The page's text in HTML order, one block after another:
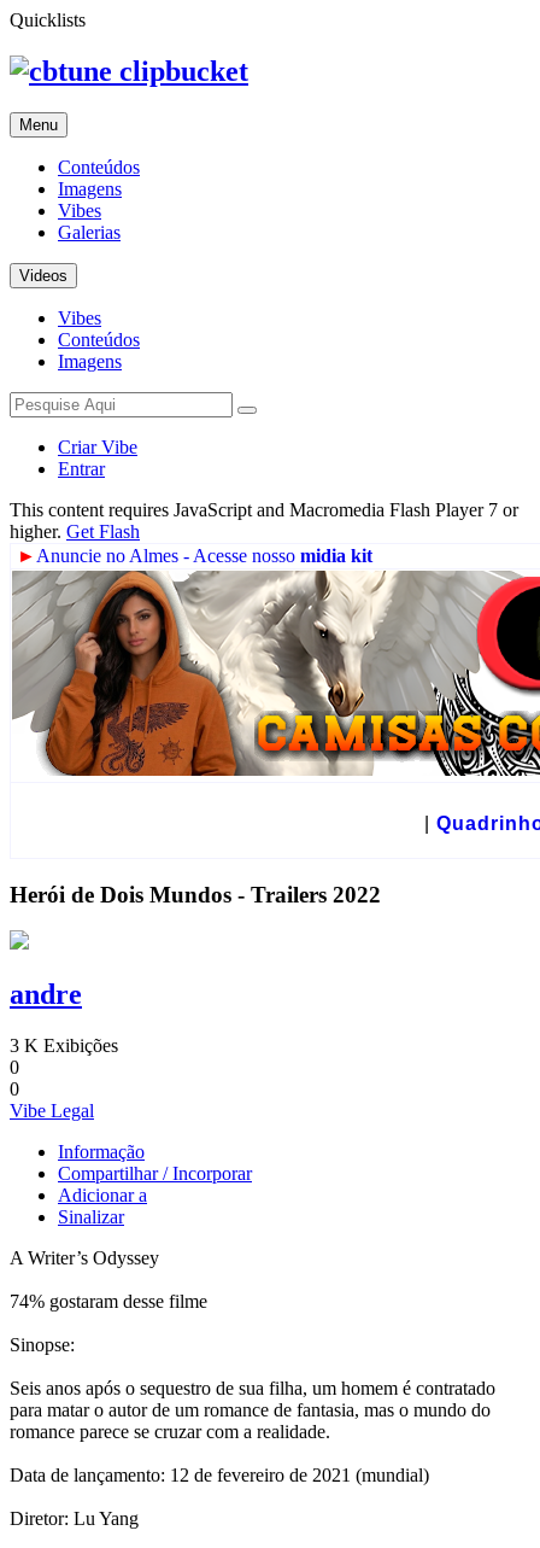
Quicklists
clipbucket
Menu
Conteúdos
Imagens
Vibes
Galerias
Videos
Vibes
Conteúdos
Imagens
Criar Vibe
Entrar
This content requires JavaScript and Macromedia Flash Player 7 or
higher. Get Flash
► Anuncie no Almes - Acesse nosso midia kit
Herói de Dois Mundos - Trailers 2022
andre
3 K Exibições
0
0
Vibe Legal
Informação
Compartilhar / Incorporar
Adicionar a
Sinalizar
A Writer’s Odyssey
74% gostaram desse filme
Sinopse:
Seis anos após o sequestro de sua filha, um homem é contratado
para matar o autor de um romance de fantasia, mas o mundo do
romance parece se cruzar com a realidade.
Data de lançamento: 12 de fevereiro de 2021 (mundial)
Diretor: Lu Yang